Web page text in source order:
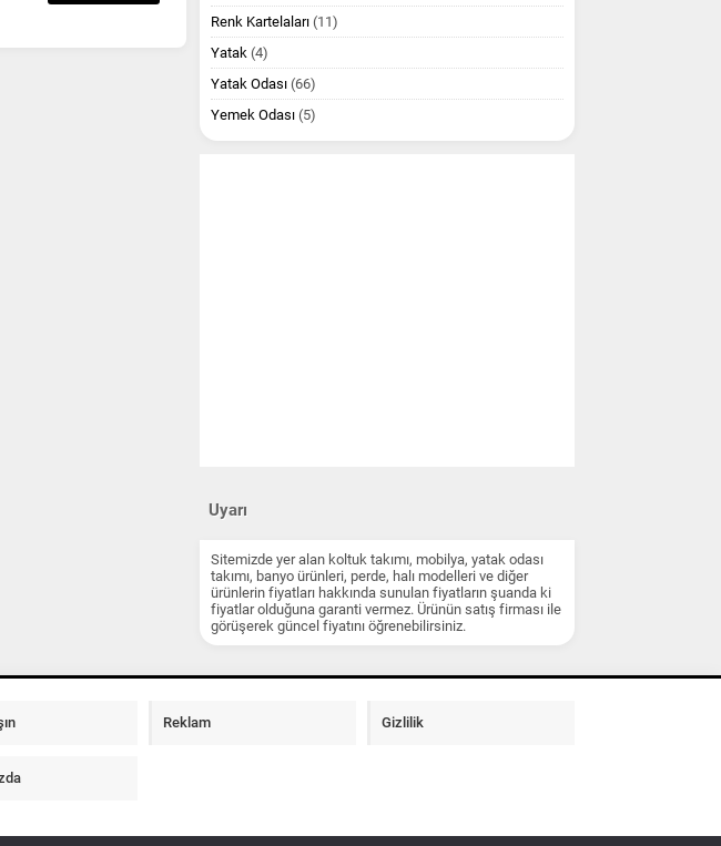
Renk Kartelaları (11)
Yatak (4)
Yatak Odası (66)
Yemek Odası (5)
Uyarı
Sitemizde yer alan koltuk takımı, mobilya, yatak odası
takımı, banyo ürünleri, perde, halı modelleri ve diğer
ürünlerin fiyatları hakkında sunulan fiyatların şuanda ki
fiyatlar olduğuna garanti vermez. Ürünün satış firması ile
görüşerek güncel fiyatını öğrenebilirsiniz.
Reklam Gizlilik